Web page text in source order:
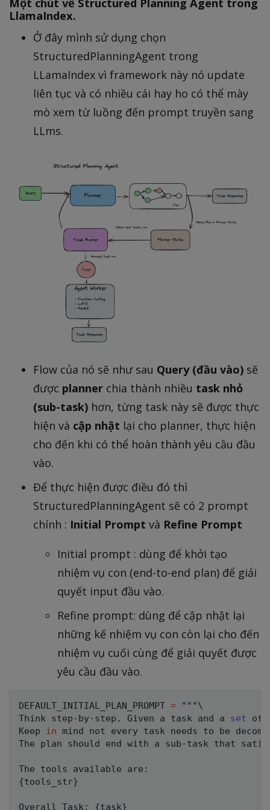
LlamaIndex.
Ở đây mình sử dụng chọn
StructuredPlanningAgent trong
LLamaIndex vì framework này nó update
liên tục và có nhiều cái hay ho có thể mày
mò xem từ luồng đến prompt truyền sang
LLms.
Flow của nó sẽ như sau Query (đầu vào) sẽ
được planner chia thành nhiều task nhỏ
(sub-task) hơn, từng task này sẽ được thực
hiện và cập nhật lại cho planner, thực hiện
cho đến khi có thể hoàn thành yêu cầu đầu
vào.
Để thực hiện được điều đó thì
StructuredPlanningAgent sẽ có 2 prompt
chính : Initial Prompt và Refine Prompt
Initial prompt : dùng để khởi tạo
nhiệm vụ con (end-to-end plan) để giải
quyết input đầu vào.
Refine prompt: dùng để cập nhật lại
những kế nhiệm vụ con còn lại cho đến
nhiệm vụ cuối cùng để giải quyết được
yêu cầu đầu vào.
DEFAULT_INITIAL_PLAN_PROMPT = "" "\
Think step-by-step. Given a task and a set of
Keep in mind not every task needs to be
The plan should end with a sub-task that
{tools_str}
Overall Task: {task}